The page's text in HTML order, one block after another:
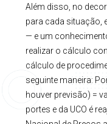
Além disso, no
para cada situação,
— e um
realizar o cálculo
cálculo de
seguinte maneira:
houver previsão) =
portes e da UCO é